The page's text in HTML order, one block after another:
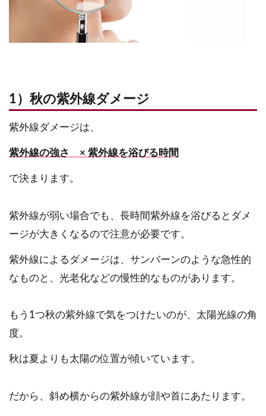
1）秋の紫外線ダメージ
紫外線ダメージは、
紫外線の強さ × 紫外線を浴びる時間
で決まります。
紫外線が弱い場合でも、長時間紫外線を浴びるとダメ
ージが大きくなるので注意が必要です。
紫外線によるダメージは、サンバーンのような急性的
なものと、光老化などの慢性的なものがあります。
もう1つ秋の紫外線で気をつけたいのが、太陽光線の角
度。
秋は夏よりも太陽の位置が傾いています。
だから、斜め横からの紫外線が顔や首にあたります。